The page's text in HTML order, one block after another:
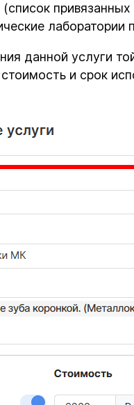
лаборатории
данной услуги
и срок